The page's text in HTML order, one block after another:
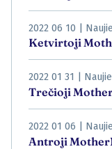
2022 06 10
Ketvirtoji
2022 01 31
Trečioji
2022 01 06
Antroji